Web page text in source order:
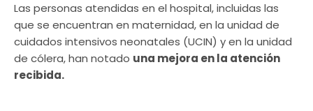
Las personas atendidas en el hospital, incluidas las
que se encuentran en maternidad, en la unidad de
cuidados intensivos neonatales (UCIN) y en la unidad
de cólera, han notado una mejora en la atención
recibida.